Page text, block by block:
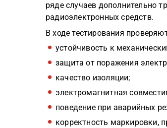
ряде случаев дополнительно
радиоэлектронных средств.
В ходе тестирования
устойчивость к
защита от поражения
качество изоляции;
электромагнитная
поведение при аварийных
корректность маркировки,